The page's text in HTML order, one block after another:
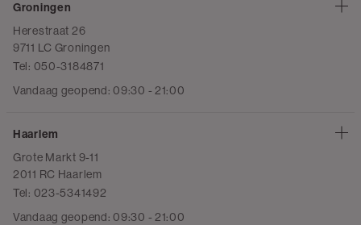
Groningen
Herestraat 26
9711 LC Groningen
Tel: 050-3184871
Vandaag geopend: 09:30 - 21:00
Haarlem
Grote Markt 9-11
2011 RC Haarlem
Tel: 023-5341492
Vandaag geopend: 09:30 - 21:00